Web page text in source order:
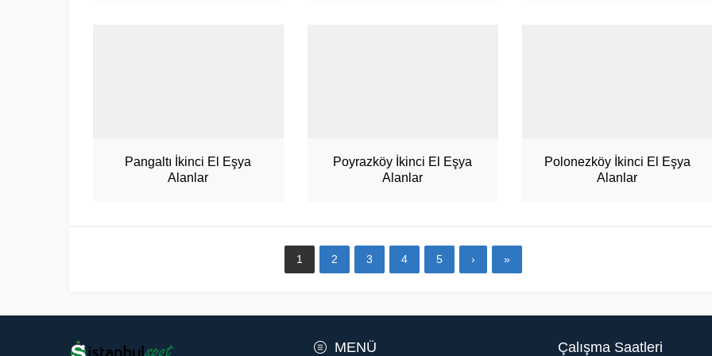
Pangaltı İkinci El Eşya
Alanlar
Poyrazköy İkinci El Eşya
Alanlar
Polonezköy İkinci El Eşya
Alanlar
1 2 3 4 5 › »
MENÜ Çalışma Saatleri